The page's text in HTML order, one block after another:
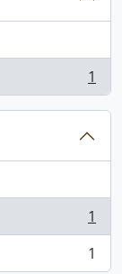
1
1
1